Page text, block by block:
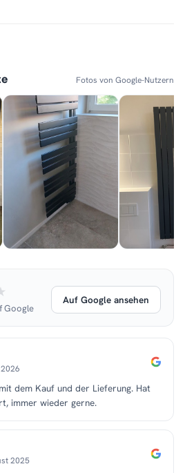
Fotos von Google-Nutzern
Google
Auf Google ansehen
dem Kauf und der Lieferung. Hat
immer wieder gerne.
2025